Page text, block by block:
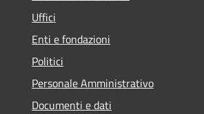
Uffici
Enti e fondazioni
Politici
Personale Amministrativo
Documenti e dati